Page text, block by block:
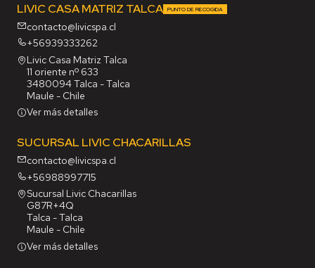
LIVIC CASA MATRIZ TALCA PUNTO DE RECOGIDA
contacto@livicspa.cl
+56939333262
Livic Casa Matriz Talca
11 oriente nº 633
3480094 Talca - Talca
Maule - Chile
Ver más detalles
SUCURSAL LIVIC CHACARILLAS
contacto@livicspa.cl
+56988997715
Sucursal Livic Chacarillas
G87R+4Q
Talca - Talca
Maule - Chile
Ver más detalles